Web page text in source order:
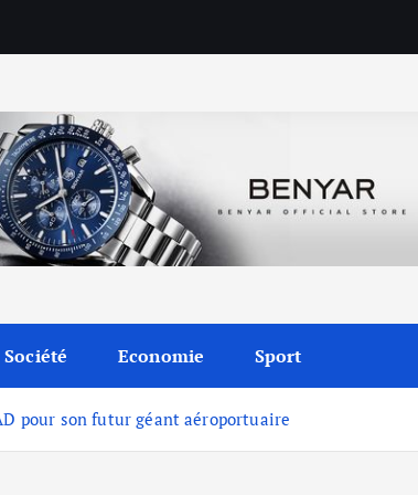
Société Economie Sport
pour son futur géant aéroportuaire